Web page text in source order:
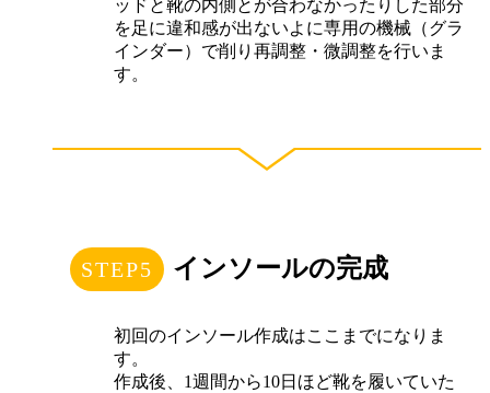
ッドと靴の内側とが合わなかったりした部分
を足に違和感が出ないよに専用の機械（グラ
インダー）で削り再調整・微調整を行いま
す。
インソールの完成
初回のインソール作成はここまでになりま
す。
作成後、1週間から10日ほど靴を履いていた